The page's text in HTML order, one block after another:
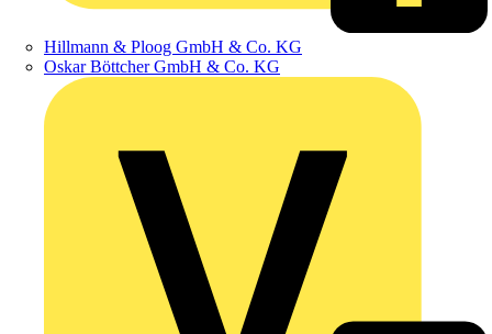
Hillmann & Ploog GmbH & Co. KG
Oskar Böttcher GmbH & Co. KG